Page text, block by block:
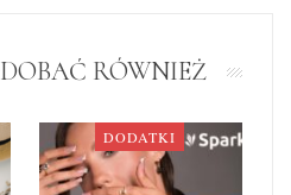
RÓWNIEŻ
DODATKI